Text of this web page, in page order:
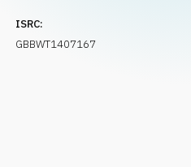
ISRC:
GBBWT1407167